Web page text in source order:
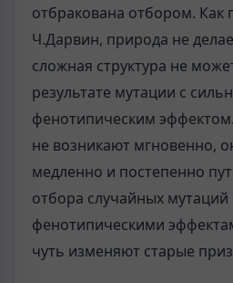
отбракована отбором. Как
Ч.Дарвин, природа не
сложная структура не
результате мутации с
фенотипическим
не возникают мгновенно,
медленно и постепенно
отбора случайных
фенотипическими
чуть изменяют старые